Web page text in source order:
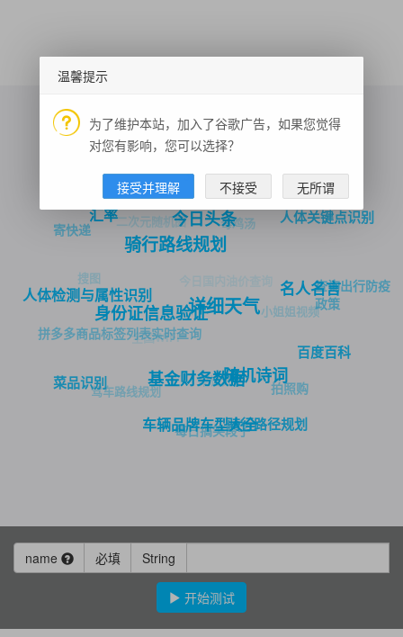
菜品识别
车辆品牌车型大全
基金财务数据
身份证信息验证
人体检测与属性识别
拼多多商品标签列表实时查询
驾车路线规划
每日搞笑段子骑行路径规划
随机诗词
详细天气
骑行路线规划
汇率
寄快递
搜图
全国WIFI
菜谱大全 拍照购
百度百科
名人名言
今日头条
3D人脸重建
历史上的今天
二次元随机图
小姐姐视频
查询出行防疫
政策
人体关键点识别
周公解梦
毒鸡汤
name 必填 String
开始测试
温馨提示
为了维护本站，加入了谷歌广告，如果您觉得
对您有影响，您可以选择？
接受并理解 不接受 无所谓